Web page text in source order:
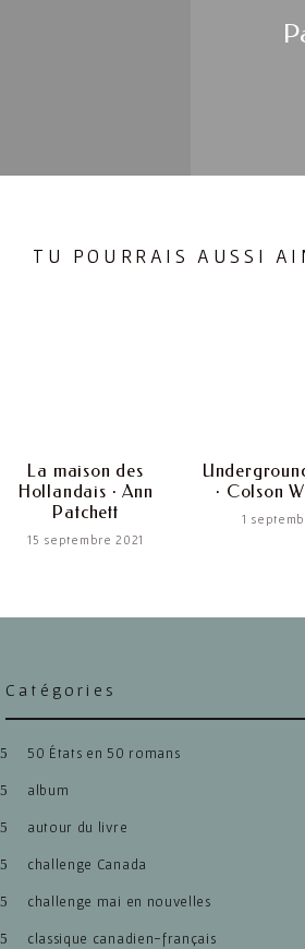
TU POURRAIS AUSSI
La maison des
Hollandais · Ann
Patchett
15 septembre 2021
· Colson
1
Catégories
50 États en 50 romans
album
autour du livre
challenge Canada
challenge mai en nouvelles
classique canadien-français